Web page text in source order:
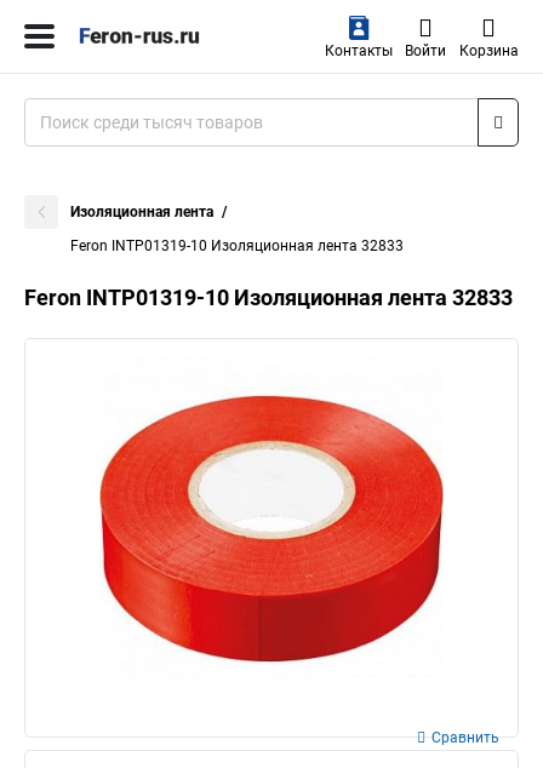
Контакты Войти Корзина
Изоляционная лента
Feron INTP01319-10 Изоляционная лента 32833
Feron INTP01319-10 Изоляционная лента 32833
Сравнить